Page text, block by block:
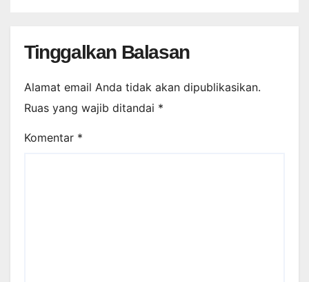
Tinggalkan Balasan
Alamat email Anda tidak akan dipublikasikan.
Ruas yang wajib ditandai *
Komentar *